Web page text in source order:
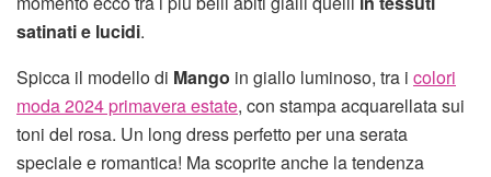
satinati e lucidi.
Spicca il modello di Mango in giallo luminoso, tra i colori
moda 2024 primavera estate, con stampa acquarellata sui
toni del rosa. Un long dress perfetto per una serata
speciale e romantica! Ma scoprite anche la tendenza